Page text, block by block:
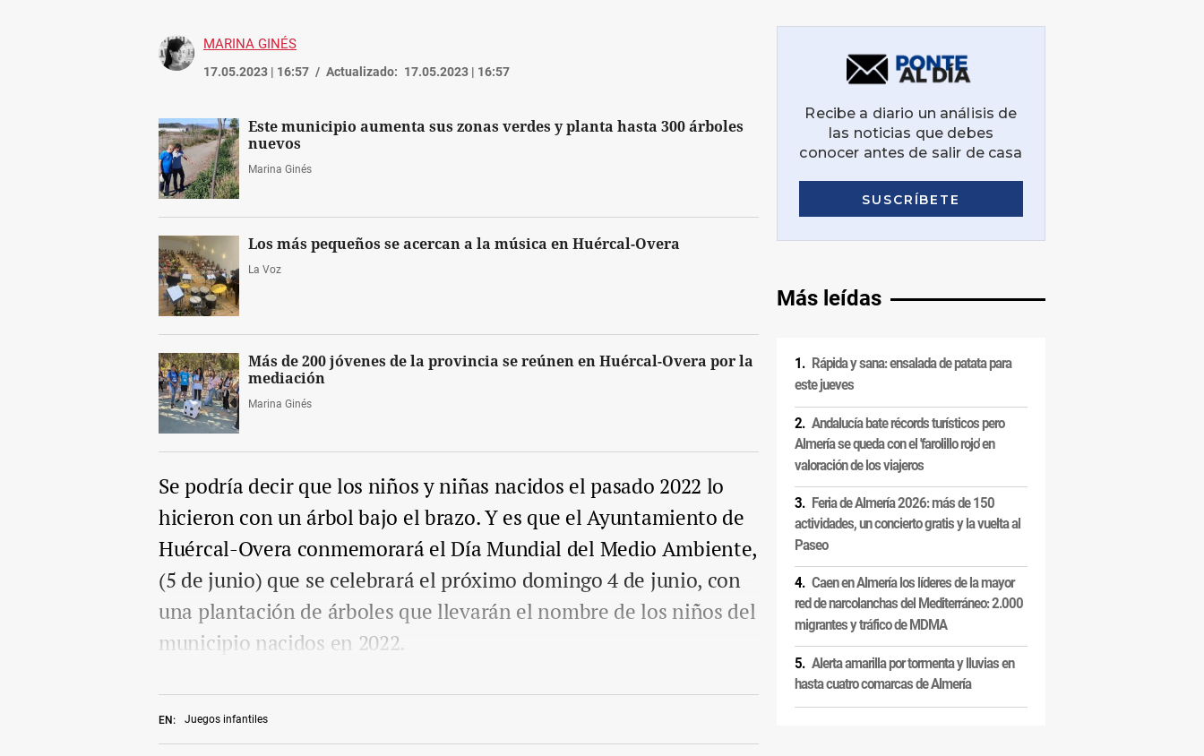
MARINA GINÉS
17.05.2023 | 16:57 Actualizado: 17.05.2023 | 16:57
EN: Juegos infantiles
Este municipio aumenta sus zonas verdes y planta hasta 300 árboles
nuevos
Marina Ginés
Los más pequeños se acercan a la música en Huércal-Overa
La Voz
Más de 200 jóvenes de la provincia se reúnen en Huércal-Overa por la
mediación
Marina Ginés
Se podría decir que los niños y niñas nacidos el pasado 2022 lo
hicieron con un árbol bajo el brazo. Y es que el Ayuntamiento de
Huércal-Overa conmemorará el Día Mundial del Medio Ambiente,
(5 de junio) que se celebrará el próximo domingo 4 de junio, con
una plantación de árboles que llevarán el nombre de los niños del
municipio nacidos en 2022.
Más leídas
Rápida y sana: ensalada de patata para
este jueves
Andalucía bate récords turísticos pero
Almería se queda con el 'farolillo rojo' en
valoración de los viajeros
Feria de Almería 2026: más de 150
actividades, un concierto gratis y la vuelta al
Paseo
Caen en Almería los líderes de la mayor
red de narcolanchas del Mediterráneo: 2.000
migrantes y tráfico de MDMA
Alerta amarilla por tormenta y lluvias en
hasta cuatro comarcas de Almería